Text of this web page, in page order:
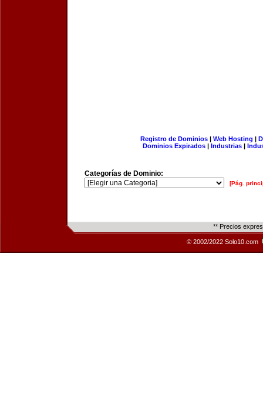
Registro de Dominios| Web Hosting |
Dominios Expirados | Industrias |
Categorías de Dominio:
[Pág.
** Precios
© 2002/2022 Solo10.com